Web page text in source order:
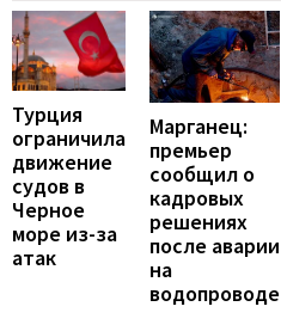
Турция
ограничила
движение
судов в
Черное
море из-за
атак
Марганец:
премьер
сообщил о
кадровых
решениях
после аварии
на
водопроводе